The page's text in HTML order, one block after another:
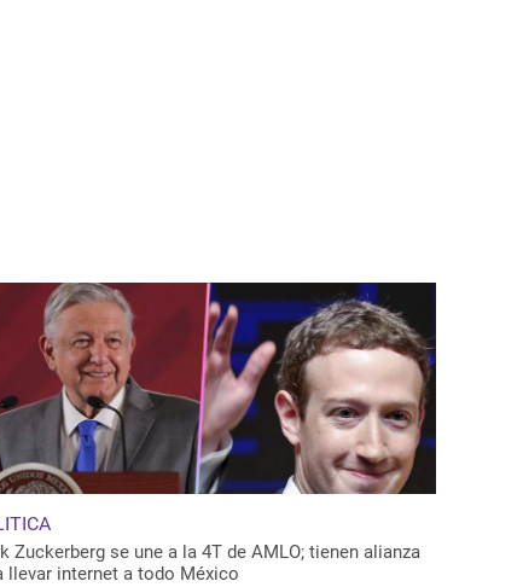
Zuckerberg se une a la 4T de AMLO; tienen alianza
llevar internet a todo México